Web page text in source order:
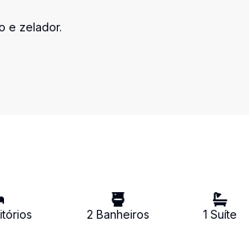
e zelador.
s 2 Banheiros 1 Suíte